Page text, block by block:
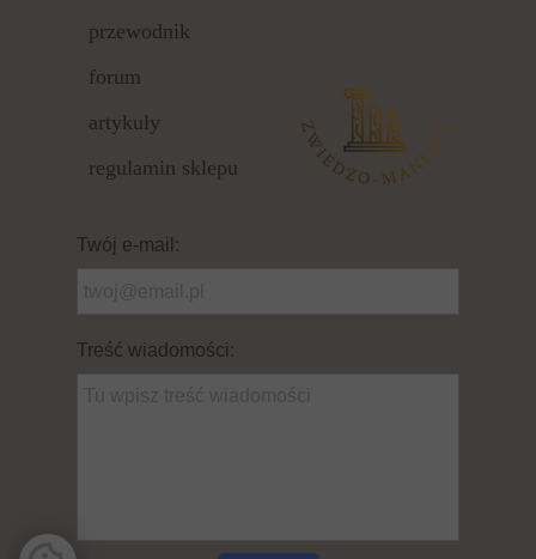
Twój e-mail:
Treść wiadomości:
przewodnik
forum
artykuły
regulamin sklepu